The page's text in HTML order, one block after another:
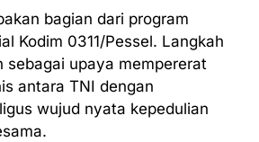
bagian dari program
Kodim 0311/Pessel. Langkah
sebagai upaya mempererat
antara TNI dengan
wujud nyata kepedulian